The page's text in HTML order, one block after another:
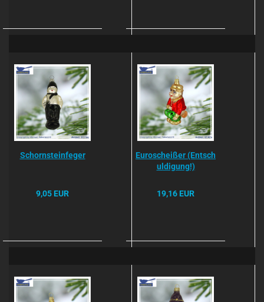
Schornsteinfeger
9,05 EUR
Euroscheißer (Entsch
uldigung!)
19,16 EUR